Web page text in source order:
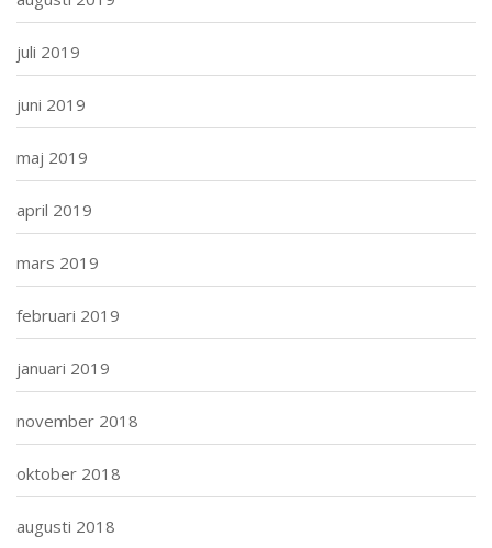
juli 2019
juni 2019
maj 2019
april 2019
mars 2019
februari 2019
januari 2019
november 2018
oktober 2018
augusti 2018